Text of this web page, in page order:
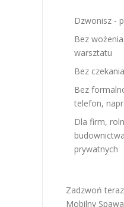
Dzwonisz -
Bez
warsztatu
Bez
Bez
telefon,
Dla firm,
prywatnych
Zadzwoń
Mobilny